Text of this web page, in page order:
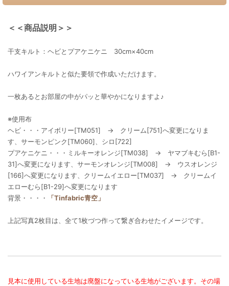
＜＜商品説明＞＞
干支キルト：ヘビとプアケニケニ 30cm×40cm
ハワイアンキルトと似た要領で作成いただけます。
一枚あるとお部屋の中がパッと華やかになりますよ♪
※使用布
ヘビ・・・アイボリー[TM051] → クリーム[751]へ変更になりま
す、サーモンピンク[TM060]、シロ[722]
プアケニケニ・・・ミルキーオレンジ[TM038] → ヤマブキむら[B1-
31]へ変更になります、サーモンオレンジ[TM008] → ウスオレンジ
[166]へ変更になります、クリームイエロー[TM037] → クリームイ
エローむら[B1-29]へ変更になります
背景・・・・
「Tinfabric青空」
上記写真2枚目は、全て1枚づつ作って繋ぎ合わせたイメージです。
見本に使用している生地は廃盤になっている生地がございます。その場